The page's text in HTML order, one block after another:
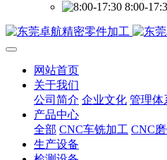
8:00-
网站首页
关于我们
公司简介 企业文化 管理体
产品中心
全部 CNC车铣加工 CNC
生产设备